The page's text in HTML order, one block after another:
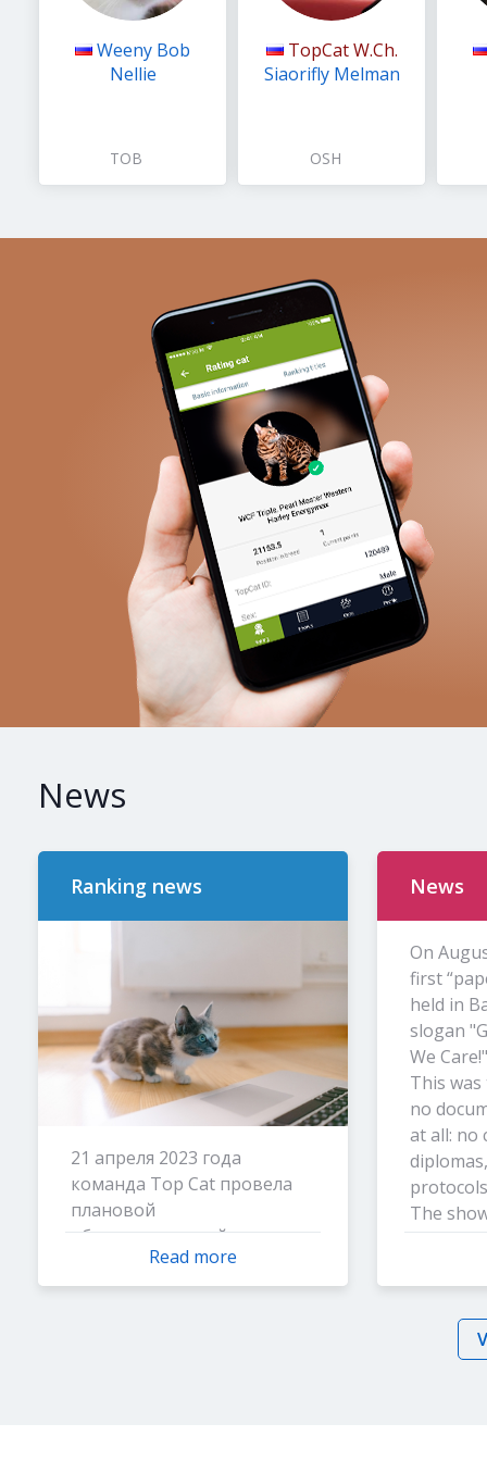
Weeny Bob
Nellie
TOB
TopCat W.Ch.
Siaorifly Melman
OSH
News
Ranking news
21 апреля 2023 года
команда Top Cat провела
плановой
образовательный семинар,
посвященный анализу и
возможному улучшению
Read more
News
On
first
held in
slogan
We
This
no
at all: no
The
on the
If such a
require